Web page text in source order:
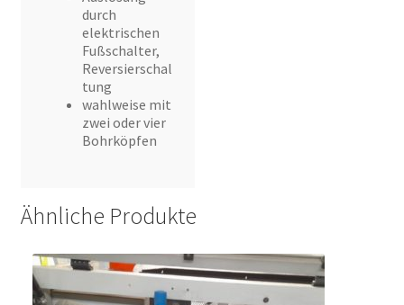
durch
elektrischen
Fußschalter,
Reversierschal
tung
wahlweise mit
zwei oder vier
Bohrköpfen
Ähnliche Produkte